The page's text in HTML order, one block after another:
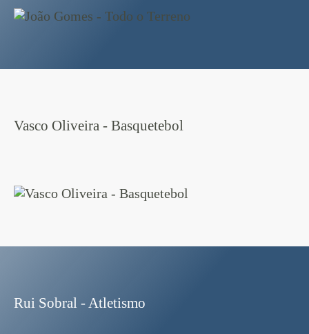
Vasco Oliveira - Basquetebol
Rui Sobral - Atletismo